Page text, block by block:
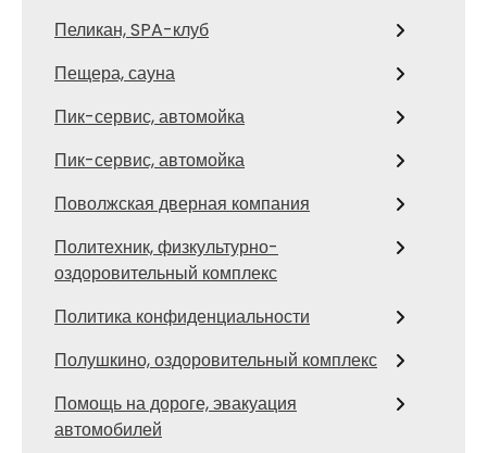
Пеликан, SPA-клуб
Пещера, сауна
Пик-сервис, автомойка
Пик-сервис, автомойка
Поволжская дверная компания
Политехник, физкультурно-
оздоровительный комплекс
Политика конфиденциальности
Полушкино, оздоровительный комплекс
Помощь на дороге, эвакуация
автомобилей